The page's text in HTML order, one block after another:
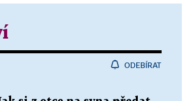
ODEBÍRAT